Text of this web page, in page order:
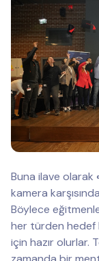
Buna ilave olarak
kamera
Böylece
her türden hedef
için hazır olurlar.